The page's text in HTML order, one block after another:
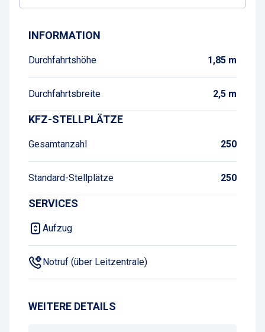
INFORMATION
Durchfahrtshöhe 1,85 m
Durchfahrtsbreite 2,5 m
KFZ-STELLPLÄTZE
Gesamtanzahl 250
Standard-Stellplätze 250
SERVICES
Aufzug
Notruf (über Leitzentrale)
WEITERE DETAILS